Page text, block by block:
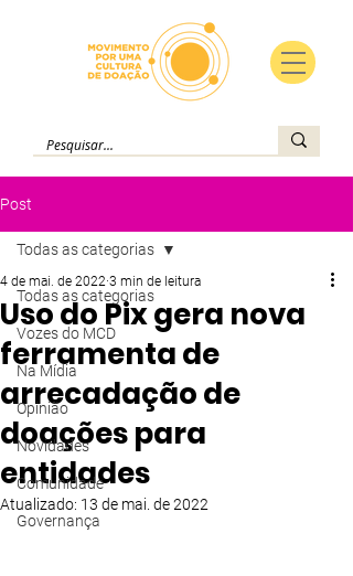
Post
Todas as categorias
Vozes do MCD
Na Mídia
Opinião
Novidades
Comunidade
Governança
Todas as categorias
Uso do Pix gera nova
ferramenta de
arrecadação de
doações para
entidades
4 de mai. de 2022 3 min de leitura
Atualizado: 13 de mai. de 2022